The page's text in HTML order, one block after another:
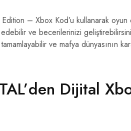
– Xbox Kod’u kullanarak
ve becerilerinizi
ve mafya dünyasının
Dijital